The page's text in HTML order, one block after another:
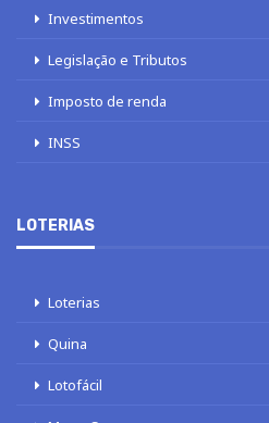
Investimentos
Legislação e Tributos
Imposto de renda
INSS
LOTERIAS
Loterias
Quina
Lotofácil